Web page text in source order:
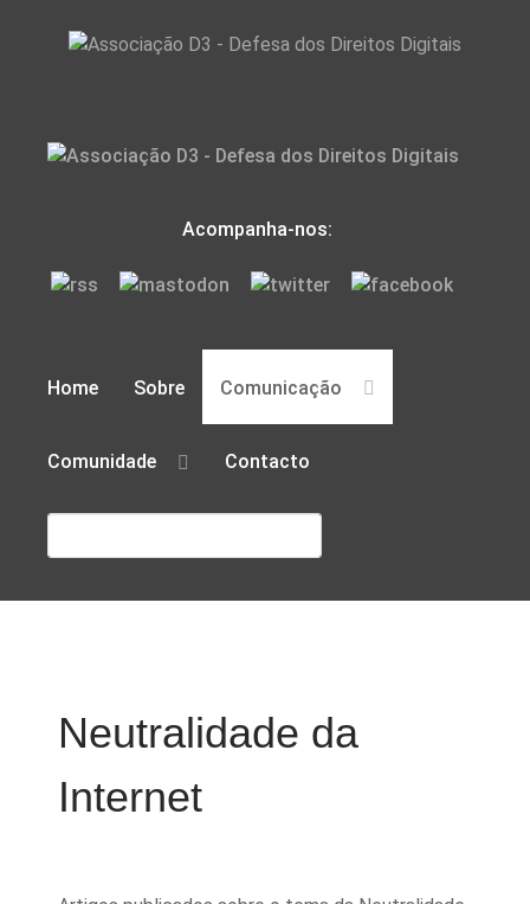
Acompanha-nos:
Home Sobre Comunicação
Comunidade Contacto
Neutralidade da
Internet